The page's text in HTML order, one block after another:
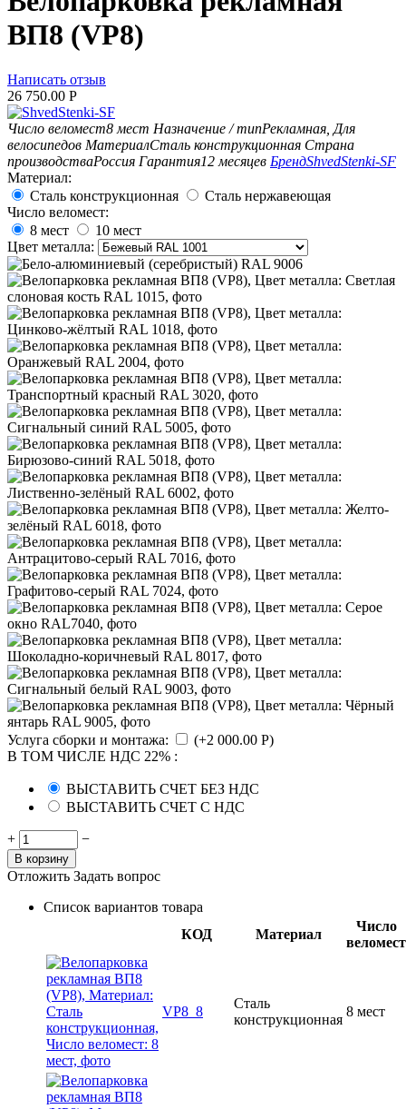
ВП8 (VP8)
Написать отзыв
26 750.00 Р
Число веломест8 мест Назначение / типРекламная, Для
велосипедов МатериалСталь конструкционная Страна
производстваРоссия Гарантия12 месяцев БрендShvedStenki-SF
Материал:
Сталь конструкционная
Сталь нержавеющая
Число веломест:
8 мест
10 мест
Цвет металла:
Услуга сборки и монтажа: (+2 000.00 Р)
В ТОМ ЧИСЛЕ НДС 22% :
ВЫСТАВИТЬ СЧЕТ БЕЗ НДС
ВЫСТАВИТЬ СЧЕТ С НДС
+ −
В корзину
Отложить Задать вопрос
Список вариантов товара
КОД
Материал
Число
веломест
VP8_8
Сталь
конструкционная
8 мест